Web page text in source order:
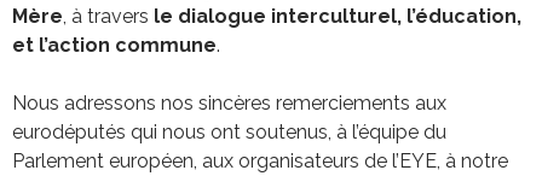
Mère, à travers le dialogue interculturel, l’éducation,
et l’action commune.
Nous adressons nos sincères remerciements aux
eurodéputés qui nous ont soutenus, à l’équipe du
Parlement européen, aux organisateurs de l’EYE, à notre